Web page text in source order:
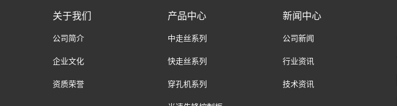
关于我们
公司简介
企业文化
资质荣誉
产品中心
中走丝系列
快走丝系列
穿孔机系列
新闻中心
公司新闻
行业资讯
技术资讯